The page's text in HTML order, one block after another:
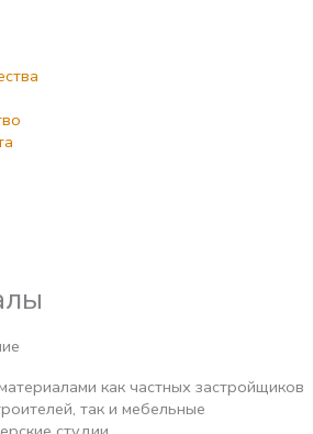
как частных застройщиков
так и мебельные